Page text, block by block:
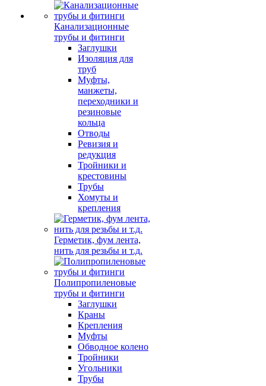
Канализационные
трубы и фитинги
Заглушки
Изоляция для
труб
Муфты,
манжеты,
переходники и
резиновые
кольца
Отводы
Ревизия и
редукция
Тройники и
крестовины
Трубы
Хомуты и
крепления
Герметик, фум лента,
нить для резьбы и т.д.
Полипропиленовые
трубы и фитинги
Заглушки
Краны
Крепления
Муфты
Обводное колено
Тройники
Угольники
Трубы